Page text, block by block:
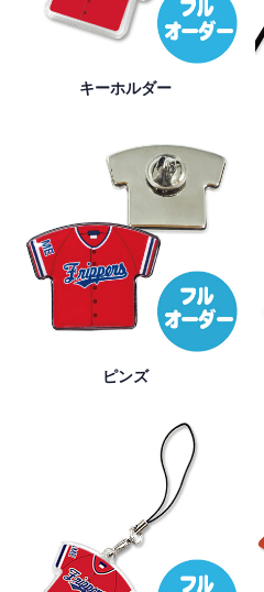
キーホルダー
ピンズ